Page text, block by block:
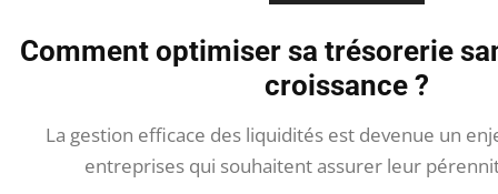
Comment optimiser sa trésorerie
croissance ?
La gestion efficace des liquidités est devenue un
entreprises qui souhaitent assurer leur